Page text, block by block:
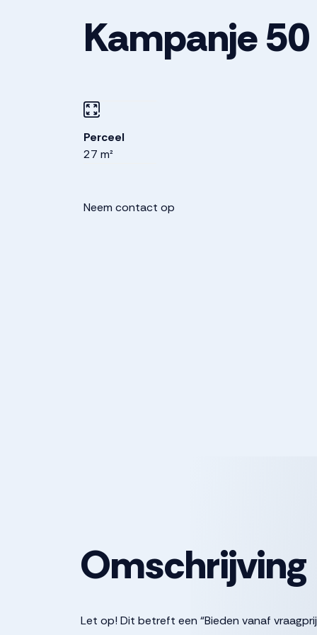
Kampanje50
Perceel
27 m²
Neem contact op
Omschrijving
Let op! Dit betreft een “Bieden vanaf